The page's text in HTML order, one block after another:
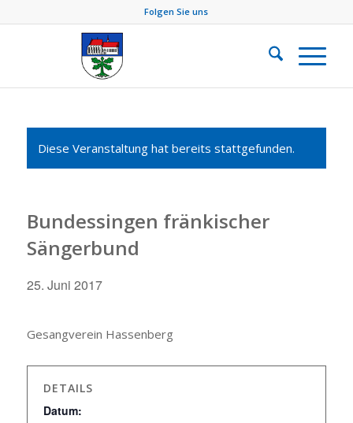
Folgen Sie uns
Diese Veranstaltung hat bereits stattgefunden.
Bundessingen fränkischer
Sängerbund
25. Juni 2017
Gesangverein Hassenberg
DETAILS
Datum: